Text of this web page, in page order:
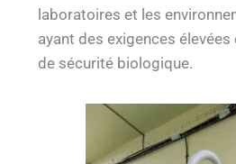
laboratoires et les
ayant des exigences
de sécurité biologique.